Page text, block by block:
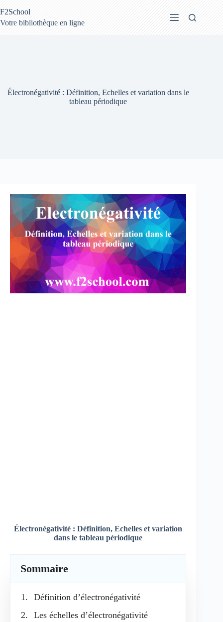
au
contenu
F2School
Votre bibliothèque en ligne
Électronégativité : Définition, Echelles et variation dans le
tableau périodique
Électronégativité : Définition, Echelles et variation
dans le tableau périodique
Sommaire
Définition d’électronégativité
Les échelles d’électronégativité